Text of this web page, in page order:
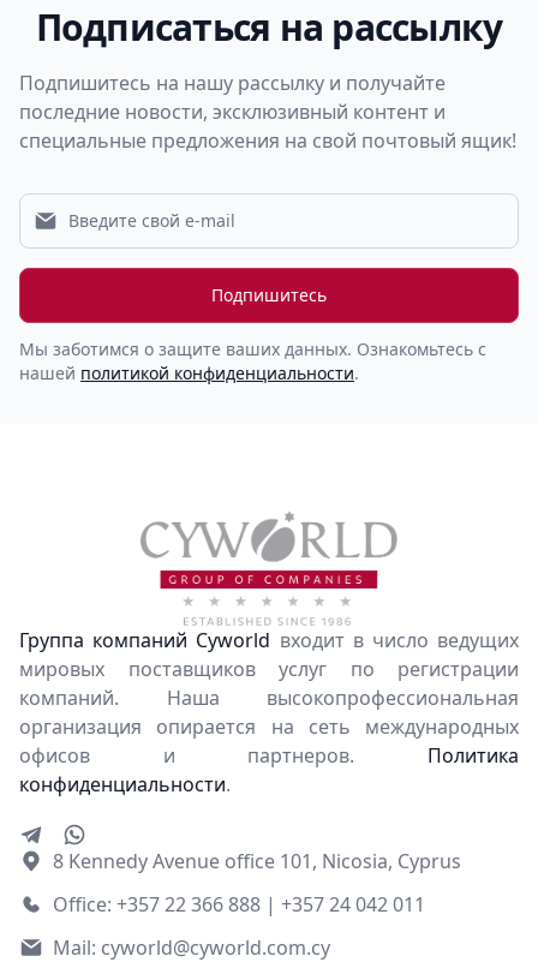
Подписаться на рассылку
Подпишитесь на нашу рассылку и получайте
последние новости, эксклюзивный контент и
специальные предложения на свой почтовый ящик!
Подпишитесь
Мы заботимся о защите ваших данных. Ознакомьтесь с
нашей политикой конфиденциальности.
Группа компаний Cyworld входит в число ведущих
мировых поставщиков услуг по регистрации
компаний. Наша высокопрофессиональная
организация опирается на сеть международных
офисов и партнеров. Политика
конфиденциальности.
8 Kennedy Avenue office 101, Nicosia, Cyprus
Office: +357 22 366 888 | +357 24 042 011
Mail: cyworld@cyworld.com.cy